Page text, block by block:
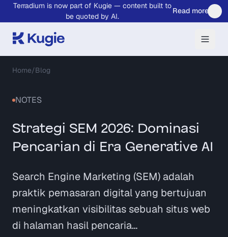
Skip to main content
Terradium is now part of Kugie — content built to
be quoted by AI.
Read more
Home/Blog
NOTES
Strategi SEM 2026: Dominasi
Pencarian di Era Generative AI
Search Engine Marketing (SEM) adalah
praktik pemasaran digital yang bertujuan
meningkatkan visibilitas sebuah situs web
di halaman hasil pencaria…